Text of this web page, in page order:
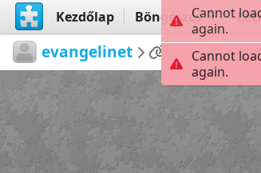
Kezdőlap Böngészés
evangelinet II.30
Cannot
again.
Cannot
again.